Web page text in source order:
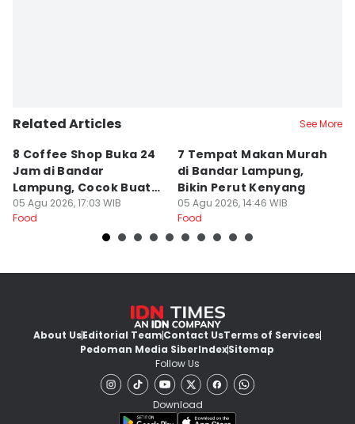
Related Articles See More
8 Coffee Shop Buka 24
Jam di Bandar
Lampung, Cocok Buat
Begadang
05 Agu 2026, 17:03 WIB
Food
7 Tempat Makan Murah
di Bandar Lampung,
Bikin Perut Kenyang
05 Agu 2026, 14:46 WIB
Food
About UsEditorial TeamContact UsTerms of Services
Pedoman Media SiberIndexSitemap
Follow Us
Download